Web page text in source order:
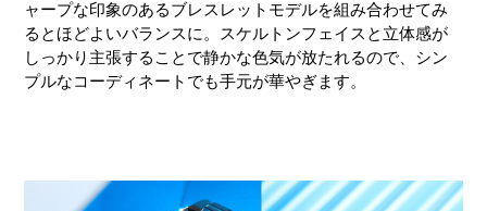
ャープな印象のあるブレスレットモデルを組み合わせてみ
るとほどよいバランスに。スケルトンフェイスと立体感が
しっかり主張することで静かな色気が放たれるので、シン
プルなコーディネートでも手元が華やぎます。